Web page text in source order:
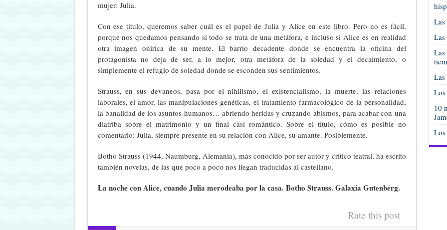
mujer: Julia.
Con ese título, queremos saber cuál es el papel de Julia y Alice en este libro. Pero no es fácil,
porque nos quedamos pensando si todo se trata de una metáfora, e incluso si Alice es en realidad
otra imagen onírica de su mente. El barrio decadente donde se encuentra la oficina del
protagonista no deja de ser, a lo mejor, otra metáfora de la soledad y el decaimiento, o
simplemente el refugio de soledad donde se esconden sus sentimientos.
Strauss, en sus devaneos, pasa por el nihilismo, el existencialismo, la muerte, las relaciones
laborales, el amor, las manipulaciones genéticas, el tratamiento farmacológico de la personalidad,
la banalidad de los asuntos humanos… abriendo heridas y cruzando abismos, para acabar con una
diatriba sobre el matrimonio y un final casi romántico. Sobre el título, cómo es posible no
comentarlo: Julia, siempre presente en su relación con Alice, su amante. Posiblemente.
Botho Strauss (1944, Naumburg, Alemania), más conocido por ser autor y crítico teatral, ha escrito
también novelas, de las que poco a poco nos llegan traducidas al castellano.
La noche con Alice, cuando Julia merodeaba por la casa. Botho Strauss. Galaxia Gutenberg.
Rate this post
Las
Las
Las
Las
Los
10
Los